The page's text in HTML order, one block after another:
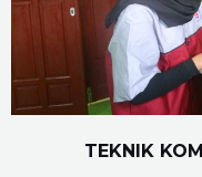
TEKNIK